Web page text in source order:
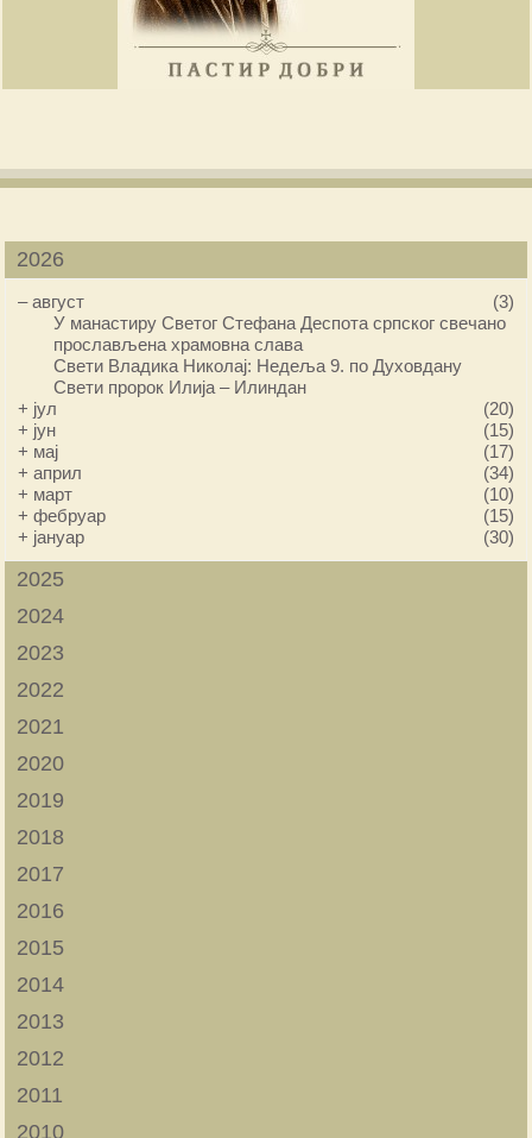
2026
–август
(3)
У манастиру Светог Стефана Деспота српског свечано
прослављена храмовна слава
Свети Владика Николај: Недеља 9. по Духовдану
Свети пророк Илија – Илиндан
+ јул
(20)
+ јун
(15)
+ мај
(17)
+април
(34)
+ март
(10)
+фебруар
(15)
+ јануар (30)
2025
2024
2023
2022
2021
2020
2019
2018
2017
2016
2015
2014
2013
2012
2011
2010